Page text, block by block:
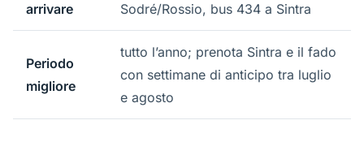
arrivare
Sodré/Rossio, bus 434 a Sintra
Periodo
migliore
tutto l’anno; prenota Sintra e il fado
con settimane di anticipo tra luglio
e agosto